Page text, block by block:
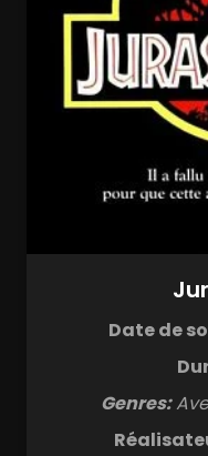
Date de
Genres: